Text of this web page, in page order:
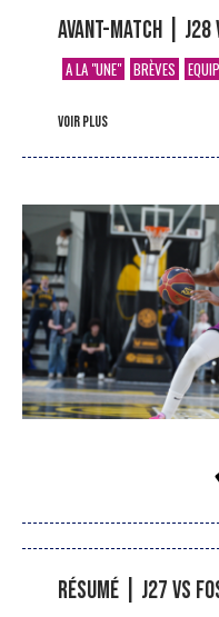
Avant-match | J28
A LA "UNE" BRÈVES
voir plus
Résumé | J27 vs